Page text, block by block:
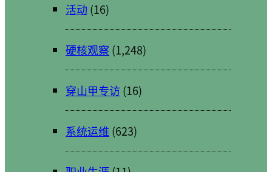
活动 (16)
硬核观察 (1,248)
穿山甲专访(16)
系统运维 (623)